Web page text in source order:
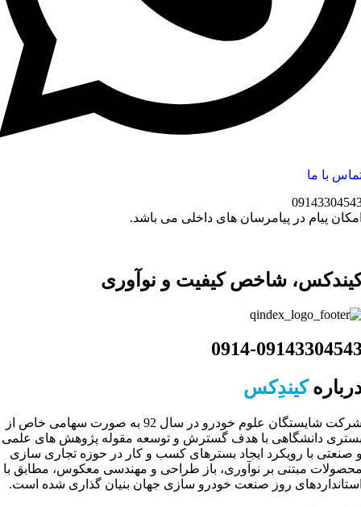
با ما
پیام در پیامرسان های داخلی می باشد.
شاخص کیفیت و نوآوری
0914-
کیندِکس
شرکت شایستگان علوم خودرو در سال 92 به صورت سهامی خاص از
دانشگاهی با هدف گسترش و توسعه مقوله پژوهش های علمی
صنعتی با رویکرد ایجاد بسترهای کسب و کار در حوزه تجاری سازی
مبتنی بر نوآوری، باز طراحی و مهندسی معکوس، مطابق با
روز صنعت خودرو سازی جهان بنیان گذاری شده است.